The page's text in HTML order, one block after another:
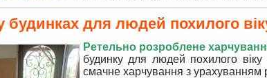
будинках для людей похилого
Ретельно розроблене
будинку для людей похилого віку
смачне харчування з урахуванням